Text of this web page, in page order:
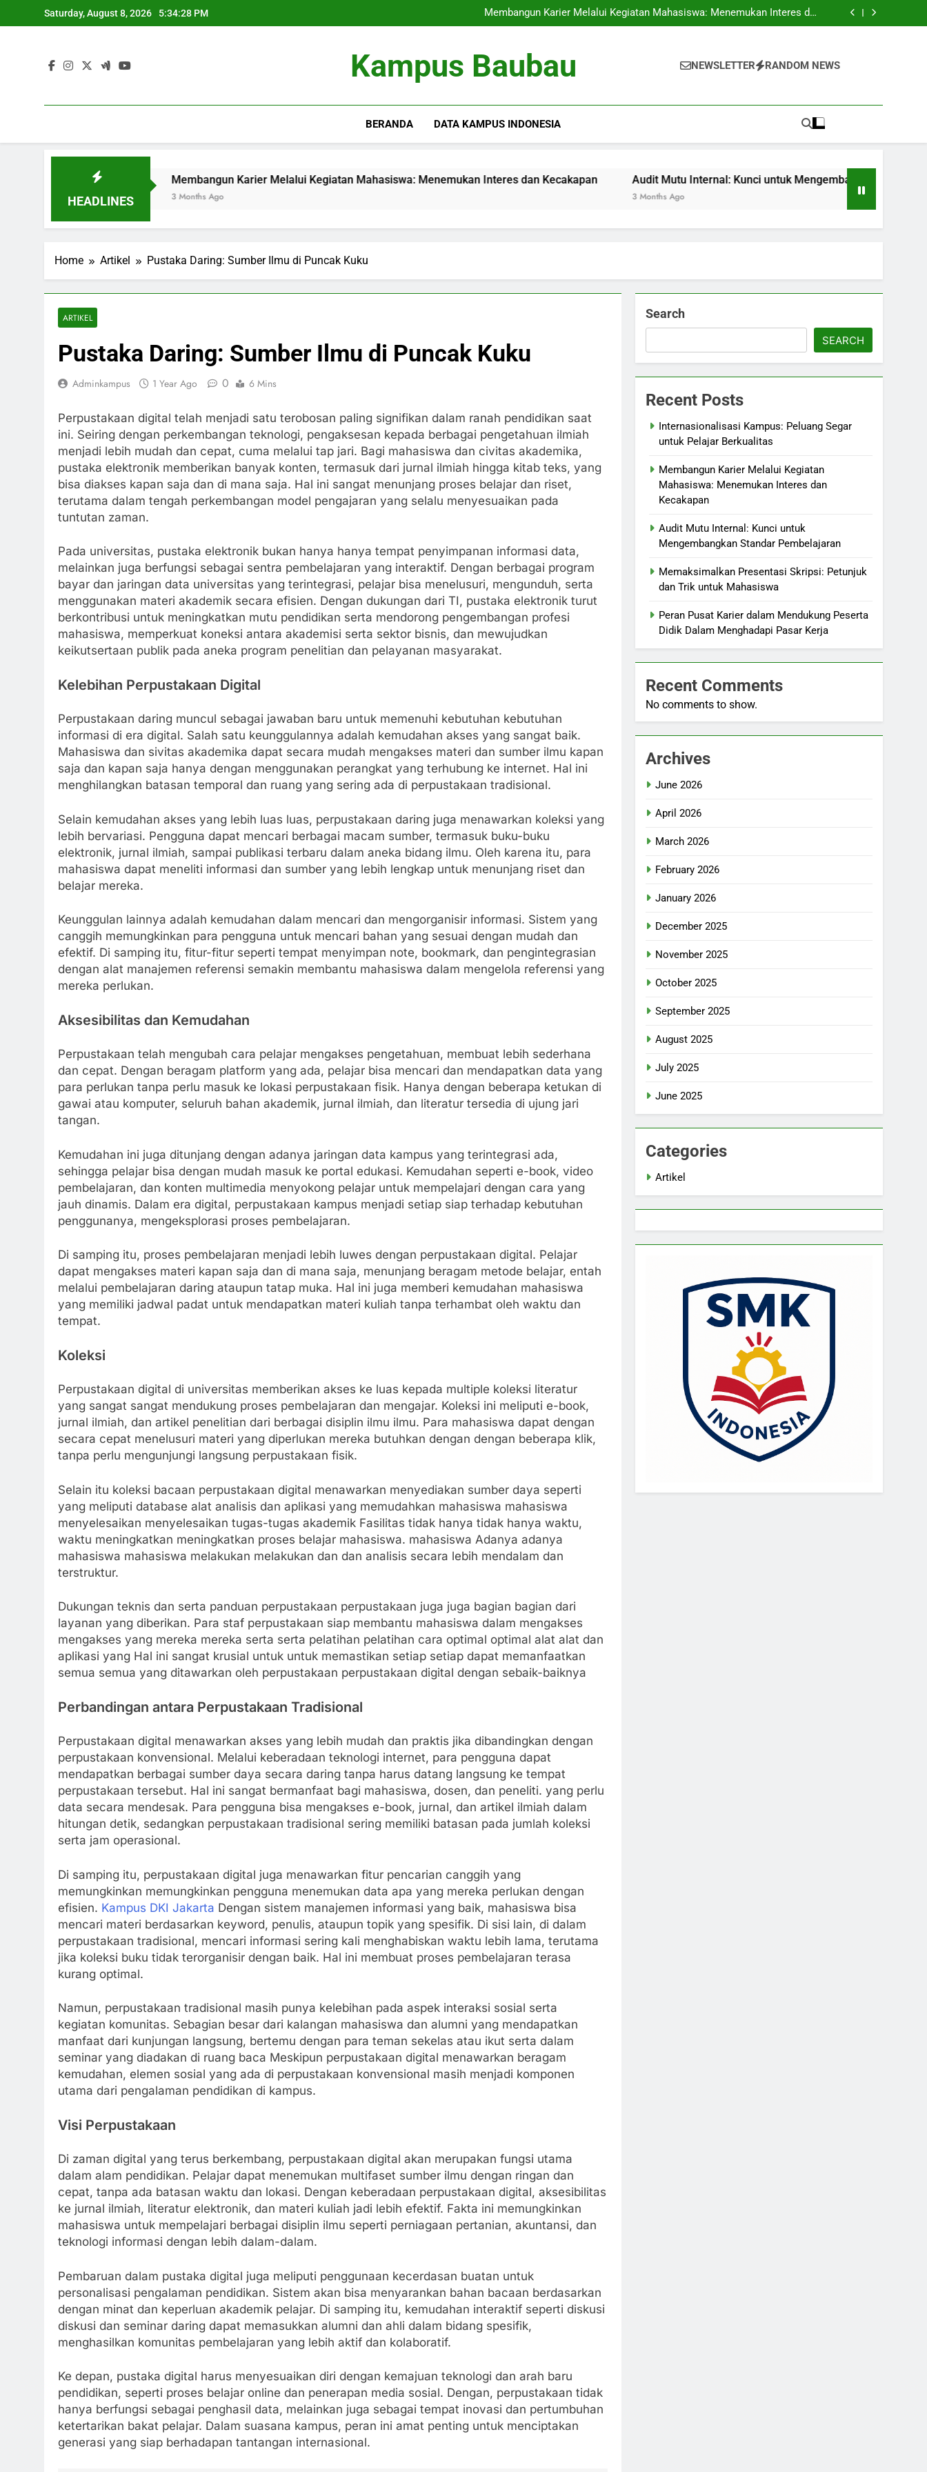
to
Saturday, August 8, 2026 5:34:29 PM
Membangun Karier Melalui Kegiatan Mahasiswa: Menemukan Interes dan
Kecakapan
Audit Mutu Internal: Kunci untuk Mengembangkan Standar Pembelajaran
Membangun Karier Melalui Kegiatan Mahasiswa: Menemukan Interes dan
Audit Mutu Internal: Kunci untuk Mengembangkan Standar Pembelajaran
Kampus Baubau NEWSLETTER RANDOM NEWS
BERANDA DATA KAMPUS INDONESIA
HEADLINES
Membangun Karier Melalui Kegiatan Mahasiswa: Menemukan Interes dan Kecakapan
3 Months Ago
Audit Mutu Internal: Kunci untuk Mengembangkan Standar Pembelajaran
Home Artikel Pustaka Daring: Sumber Ilmu di Puncak Kuku
ARTIKEL
Pustaka Daring: Sumber Ilmu di Puncak Kuku
Adminkampus 1 Year Ago 0 6 Mins
Perpustakaan digital telah menjadi satu terobosan paling signifikan dalam ranah pendidikan saat
ini. Seiring dengan perkembangan teknologi, pengaksesan kepada berbagai pengetahuan ilmiah
menjadi lebih mudah dan cepat, cuma melalui tap jari. Bagi mahasiswa dan civitas akademika,
pustaka elektronik memberikan banyak konten, termasuk dari jurnal ilmiah hingga kitab teks, yang
bisa diakses kapan saja dan di mana saja. Hal ini sangat menunjang proses belajar dan riset,
terutama dalam tengah perkembangan model pengajaran yang selalu menyesuaikan pada
tuntutan zaman.
Pada universitas, pustaka elektronik bukan hanya hanya tempat penyimpanan informasi data,
melainkan juga berfungsi sebagai sentra pembelajaran yang interaktif. Dengan berbagai program
bayar dan jaringan data universitas yang terintegrasi, pelajar bisa menelusuri, mengunduh, serta
menggunakan materi akademik secara efisien. Dengan dukungan dari TI, pustaka elektronik turut
berkontribusi untuk meningkatkan mutu pendidikan serta mendorong pengembangan profesi
mahasiswa, memperkuat koneksi antara akademisi serta sektor bisnis, dan mewujudkan
keikutsertaan publik pada aneka program penelitian dan pelayanan masyarakat.
Kelebihan Perpustakaan Digital
Perpustakaan daring muncul sebagai jawaban baru untuk memenuhi kebutuhan kebutuhan
informasi di era digital. Salah satu keunggulannya adalah kemudahan akses yang sangat baik.
Mahasiswa dan sivitas akademika dapat secara mudah mengakses materi dan sumber ilmu kapan
saja dan kapan saja hanya dengan menggunakan perangkat yang terhubung ke internet. Hal ini
menghilangkan batasan temporal dan ruang yang sering ada di perpustakaan tradisional.
Selain kemudahan akses yang lebih luas luas, perpustakaan daring juga menawarkan koleksi yang
lebih bervariasi. Pengguna dapat mencari berbagai macam sumber, termasuk buku-buku
elektronik, jurnal ilmiah, sampai publikasi terbaru dalam aneka bidang ilmu. Oleh karena itu, para
mahasiswa dapat meneliti informasi dan sumber yang lebih lengkap untuk menunjang riset dan
belajar mereka.
Keunggulan lainnya adalah kemudahan dalam mencari dan mengorganisir informasi. Sistem yang
canggih memungkinkan para pengguna untuk mencari bahan yang sesuai dengan mudah dan
efektif. Di samping itu, fitur-fitur seperti tempat menyimpan note, bookmark, dan pengintegrasian
dengan alat manajemen referensi semakin membantu mahasiswa dalam mengelola referensi yang
mereka perlukan.
Aksesibilitas dan Kemudahan
Perpustakaan telah mengubah cara pelajar mengakses pengetahuan, membuat lebih sederhana
dan cepat. Dengan beragam platform yang ada, pelajar bisa mencari dan mendapatkan data yang
para perlukan tanpa perlu masuk ke lokasi perpustakaan fisik. Hanya dengan beberapa ketukan di
gawai atau komputer, seluruh bahan akademik, jurnal ilmiah, dan literatur tersedia di ujung jari
tangan.
Kemudahan ini juga ditunjang dengan adanya jaringan data kampus yang terintegrasi ada,
sehingga pelajar bisa dengan mudah masuk ke portal edukasi. Kemudahan seperti e-book, video
pembelajaran, dan konten multimedia menyokong pelajar untuk mempelajari dengan cara yang
jauh dinamis. Dalam era digital, perpustakaan kampus menjadi setiap siap terhadap kebutuhan
penggunanya, mengeksplorasi proses pembelajaran.
Di samping itu, proses pembelajaran menjadi lebih luwes dengan perpustakaan digital. Pelajar
dapat mengakses materi kapan saja dan di mana saja, menunjang beragam metode belajar, entah
melalui pembelajaran daring ataupun tatap muka. Hal ini juga memberi kemudahan mahasiswa
yang memiliki jadwal padat untuk mendapatkan materi kuliah tanpa terhambat oleh waktu dan
tempat.
Koleksi
Perpustakaan digital di universitas memberikan akses ke luas kepada multiple koleksi literatur
yang sangat sangat mendukung proses pembelajaran dan mengajar. Koleksi ini meliputi e-book,
jurnal ilmiah, dan artikel penelitian dari berbagai disiplin ilmu ilmu. Para mahasiswa dapat dengan
secara cepat menelusuri materi yang diperlukan mereka butuhkan dengan dengan beberapa klik,
tanpa perlu mengunjungi langsung perpustakaan fisik.
Selain itu koleksi bacaan perpustakaan digital menawarkan menyediakan sumber daya seperti
yang meliputi database alat analisis dan aplikasi yang memudahkan mahasiswa mahasiswa
menyelesaikan menyelesaikan tugas-tugas akademik Fasilitas tidak hanya tidak hanya waktu,
waktu meningkatkan meningkatkan proses belajar mahasiswa. mahasiswa Adanya adanya
mahasiswa mahasiswa melakukan melakukan dan dan analisis secara lebih mendalam dan
terstruktur.
Dukungan teknis dan serta panduan perpustakaan perpustakaan juga juga bagian bagian dari
layanan yang diberikan. Para staf perpustakaan siap membantu mahasiswa dalam mengakses
mengakses yang mereka mereka serta serta pelatihan pelatihan cara optimal optimal alat alat dan
aplikasi yang Hal ini sangat krusial untuk untuk memastikan setiap setiap dapat memanfaatkan
semua semua yang ditawarkan oleh perpustakaan perpustakaan digital dengan sebaik-baiknya
Perbandingan antara Perpustakaan Tradisional
Perpustakaan digital menawarkan akses yang lebih mudah dan praktis jika dibandingkan dengan
perpustakaan konvensional. Melalui keberadaan teknologi internet, para pengguna dapat
mendapatkan berbagai sumber daya secara daring tanpa harus datang langsung ke tempat
perpustakaan tersebut. Hal ini sangat bermanfaat bagi mahasiswa, dosen, dan peneliti. yang perlu
data secara mendesak. Para pengguna bisa mengakses e-book, jurnal, dan artikel ilmiah dalam
hitungan detik, sedangkan perpustakaan tradisional sering memiliki batasan pada jumlah koleksi
serta jam operasional.
Di samping itu, perpustakaan digital juga menawarkan fitur pencarian canggih yang
memungkinkan memungkinkan pengguna menemukan data apa yang mereka perlukan dengan
efisien. Kampus DKI Jakarta Dengan sistem manajemen informasi yang baik, mahasiswa bisa
mencari materi berdasarkan keyword, penulis, ataupun topik yang spesifik. Di sisi lain, di dalam
perpustakaan tradisional, mencari informasi sering kali menghabiskan waktu lebih lama, terutama
jika koleksi buku tidak terorganisir dengan baik. Hal ini membuat proses pembelajaran terasa
kurang optimal.
Namun, perpustakaan tradisional masih punya kelebihan pada aspek interaksi sosial serta
kegiatan komunitas. Sebagian besar dari kalangan mahasiswa dan alumni yang mendapatkan
manfaat dari kunjungan langsung, bertemu dengan para teman sekelas atau ikut serta dalam
seminar yang diadakan di ruang baca Meskipun perpustakaan digital menawarkan beragam
kemudahan, elemen sosial yang ada di perpustakaan konvensional masih menjadi komponen
utama dari pengalaman pendidikan di kampus.
Visi Perpustakaan
Di zaman digital yang terus berkembang, perpustakaan digital akan merupakan fungsi utama
dalam alam pendidikan. Pelajar dapat menemukan multifaset sumber ilmu dengan ringan dan
cepat, tanpa ada batasan waktu dan lokasi. Dengan keberadaan perpustakaan digital, aksesibilitas
ke jurnal ilmiah, literatur elektronik, dan materi kuliah jadi lebih efektif. Fakta ini memungkinkan
mahasiswa untuk mempelajari berbagai disiplin ilmu seperti perniagaan pertanian, akuntansi, dan
teknologi informasi dengan lebih dalam-dalam.
Pembaruan dalam pustaka digital juga meliputi penggunaan kecerdasan buatan untuk
personalisasi pengalaman pendidikan. Sistem akan bisa menyarankan bahan bacaan berdasarkan
dengan minat dan keperluan akademik pelajar. Di samping itu, kemudahan interaktif seperti diskusi
diskusi dan seminar daring dapat memasukkan alumni dan ahli dalam bidang spesifik,
menghasilkan komunitas pembelajaran yang lebih aktif dan kolaboratif.
Ke depan, pustaka digital harus menyesuaikan diri dengan kemajuan teknologi dan arah baru
pendidikan, seperti proses belajar online dan penerapan media sosial. Dengan, perpustakaan tidak
hanya berfungsi sebagai penghasil data, melainkan juga sebagai tempat inovasi dan pertumbuhan
ketertarikan bakat pelajar. Dalam suasana kampus, peran ini amat penting untuk menciptakan
generasi yang siap berhadapan tantangan internasional.
Search
SEARCH
Recent Posts
Internasionalisasi Kampus: Peluang Segar
untuk Pelajar Berkualitas
Membangun Karier Melalui Kegiatan
Mahasiswa: Menemukan Interes dan
Kecakapan
Audit Mutu Internal: Kunci untuk
Mengembangkan Standar Pembelajaran
Memaksimalkan Presentasi Skripsi: Petunjuk
dan Trik untuk Mahasiswa
Peran Pusat Karier dalam Mendukung Peserta
Didik Dalam Menghadapi Pasar Kerja
Recent Comments
No comments to show.
Archives
June 2026
April 2026
March 2026
February 2026
January 2026
December 2025
November 2025
October 2025
September 2025
August 2025
July 2025
June 2025
Categories
Artikel